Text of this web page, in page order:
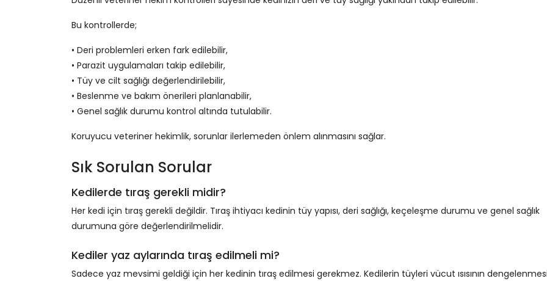
Bu kontrollerde;
• Deri problemleri erken fark edilebilir,
• Parazit uygulamaları takip edilebilir,
• Tüy ve cilt sağlığı değerlendirilebilir,
• Beslenme ve bakım önerileri planlanabilir,
• Genel sağlık durumu kontrol altında tutulabilir.
Koruyucu veteriner hekimlik, sorunlar ilerlemeden önlem alınmasını sağlar.
Sık Sorulan Sorular
Kedilerde tıraş gerekli midir?
Her kedi için tıraş gerekli değildir. Tıraş ihtiyacı kedinin tüy yapısı, deri sağlığı, keçeleşme durumu ve genel sağlık
durumuna göre değerlendirilmelidir.
Kediler yaz aylarında tıraş edilmeli mi?
Sadece yaz mevsimi geldiği için her kedinin tıraş edilmesi gerekmez. Kedilerin tüyleri vücut ısısının